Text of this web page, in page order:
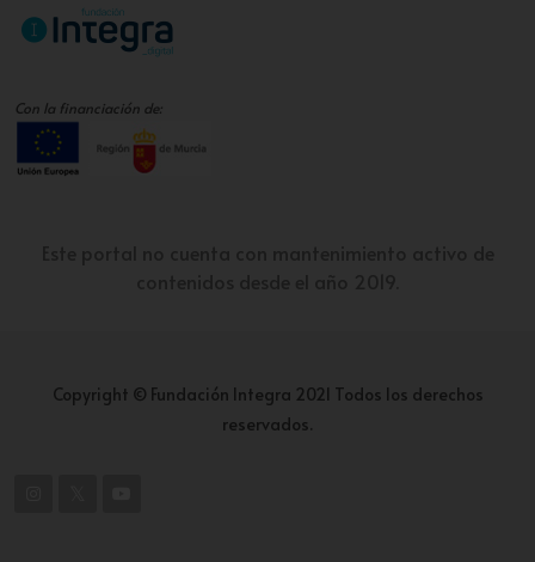
Con la financiación de:
Copyright © Fundación Integra 2021 Todos los derechos
reservados.